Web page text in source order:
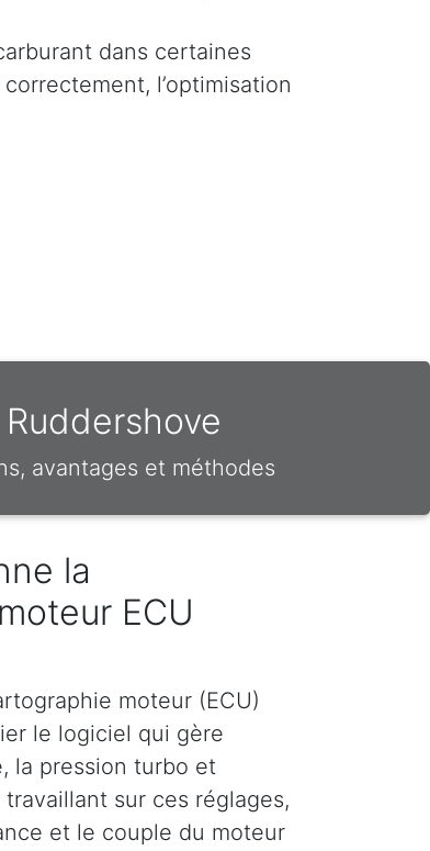
dans certaines
l’optimisation
avantages et méthodes
la
ECU
moteur (ECU)
le logiciel qui gère
la pression turbo et
travaillant sur ces réglages,
et le couple du moteur